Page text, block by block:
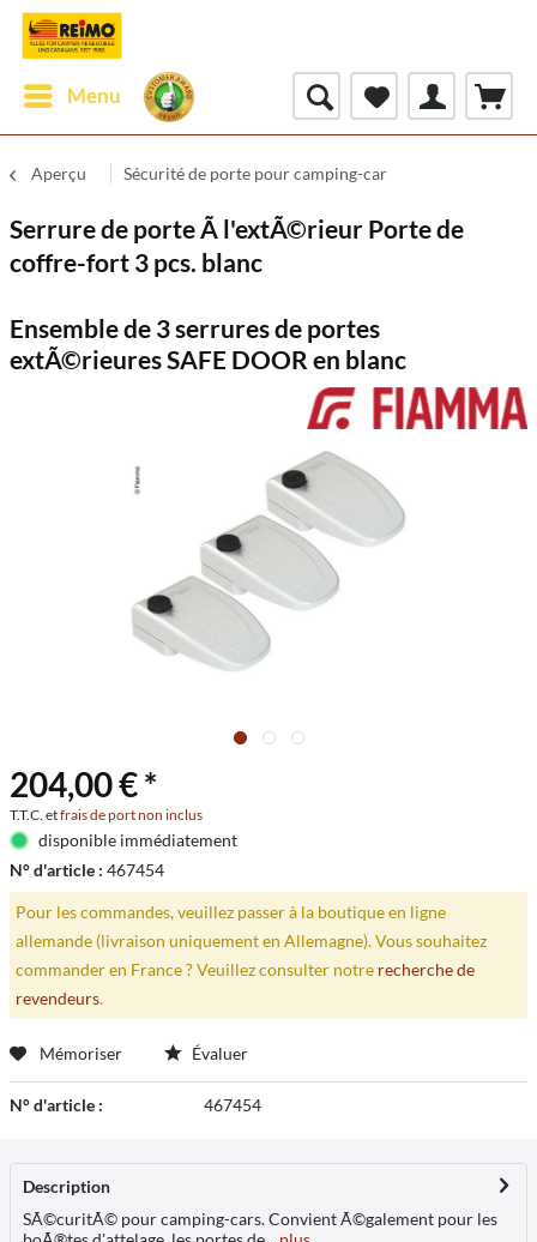
Menu
Aperçu Sécurité de porte pour camping-car
Serrure de porte Ã l'extÃ©rieur Porte de
coffre-fort 3 pcs. blanc
Ensemble de 3 serrures de portes
extÃ©rieures SAFE DOOR en blanc
204,00 € *
T.T.C. etfrais de port non inclus
disponible immédiatement
N° d'article : 467454
Pour les commandes, veuillez passer à la boutique en ligne
allemande (livraison uniquement en Allemagne). Vous souhaitez
commander en France ? Veuillez consulter notre recherche de
revendeurs.
Mémoriser Évaluer
N° d'article : 467454
Description
SÃ©curitÃ© pour camping-cars. Convient Ã©galement pour les